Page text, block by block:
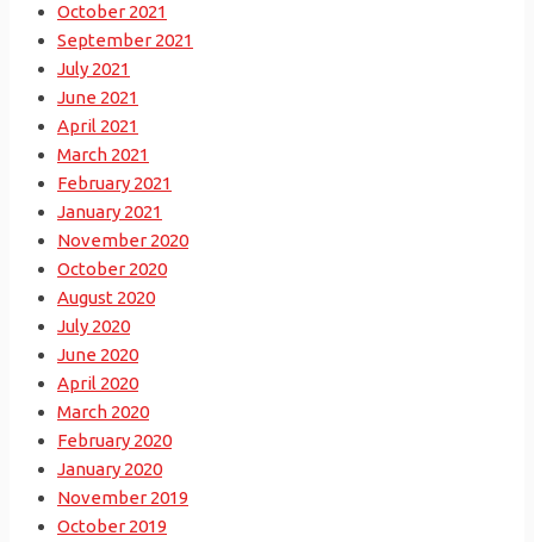
October 2021
September 2021
July 2021
June 2021
April 2021
March 2021
February 2021
January 2021
November 2020
October 2020
August 2020
July 2020
June 2020
April 2020
March 2020
February 2020
January 2020
November 2019
October 2019